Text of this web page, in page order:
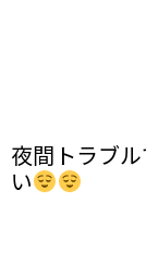
夜間トラブ
い